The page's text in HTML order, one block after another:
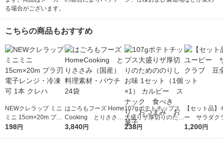
る場合がございます。
こちらの商品もおすすめ
NEWクレラップ ミニ
ミニ 15cm×20m プラ
刃 電子レンジ・冷凍
198円
はごろもフーズ Home
Cooking とりささみ
（国産） 料理素材・
3,840円
107gポテトチップス
大盛りザ厚切りのため
ののりしお味 1セット
238円
【セット品】
ー サラダク
全種セット
1,200円